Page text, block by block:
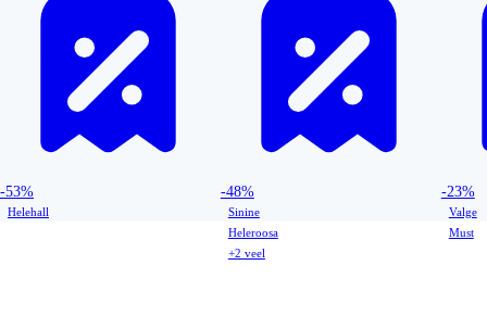
-53%
Helehall
-48%
Sinine
Heleroosa
+2 veel
-23%
Valge
Must